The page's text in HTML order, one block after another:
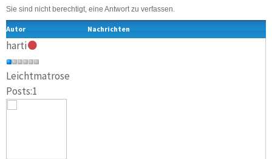
Sie sind nicht berechtigt, eine Antwort zu verfassen.
Autor Nachrichten
harti
Leichtmatrose
Posts:1